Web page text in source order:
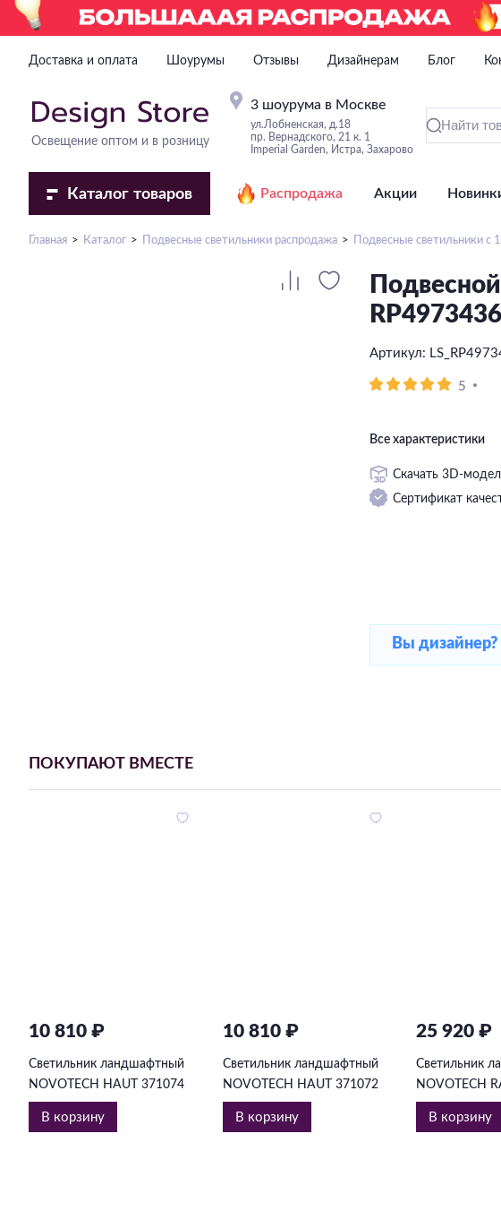
Доставка и оплата Шоурумы Отзывы Дизайнерам Блог
Освещение оптом и в розницу
3 шоурума в Москве
ул.Лобненская, д.18
пр. Вернадского, 21 к. 1
Imperial Garden, Истра, Захарово
Каталог товаров Распродажа Акции
Главная Каталог Подвесные светильники распродажа Подвесные светильники с
RP4973436
Артикул:
5
Все характеристики
Скачать 3D-
Сертификат
Вы дизайнер?
ПОКУПАЮТ ВМЕСТЕ
10 810 ₽
Светильник ландшафтный
NOVOTECH HAUT 371074
В корзину
10 810 ₽
Светильник ландшафтный
NOVOTECH HAUT 371072
В корзину
25 920 ₽
Светильник
NOVOTECH
В корзину